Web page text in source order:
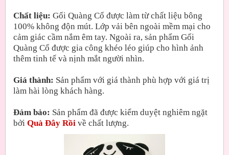
Chất liệu: Gối Quàng Cổ được làm từ chất liệu bông
100% không độn mút. Lớp vải bên ngoài mềm mại cho
cảm giác cầm nắm êm tay. Ngoài ra, sản phẩm Gối
Quàng Cổ được gia công khéo léo giúp cho hình ảnh
thêm tinh tế và nịnh mắt người nhìn.
Giá thành: Sản phẩm với giá thành phù hợp với giá trị
làm hài lòng khách hàng.
Đảm bảo: Sản phẩm đã được kiểm duyệt nghiêm ngặt
bởi Quà Đây Rồi về chất lượng.